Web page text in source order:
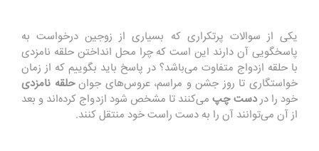
یکی از سوالات پرتکراری که بسیاری از زوجین درخواست به
پاسخگویی آن دارند این است که چرا محل انداختن حلقه نامزدی
با حلقه ازدواج متفاوت می‌باشد؟ در پاسخ باید بگوییم که از زمان
خواستگاری تا روز جشن و مراسم، عروس‌های جوانحلقه نامزدی
خود را دردست چپمی‌کنند تا مشخص شود ازدواج کرده‌اند و بعد
از آن می‌توانند آن را به دست راست خود منتقل کنند.